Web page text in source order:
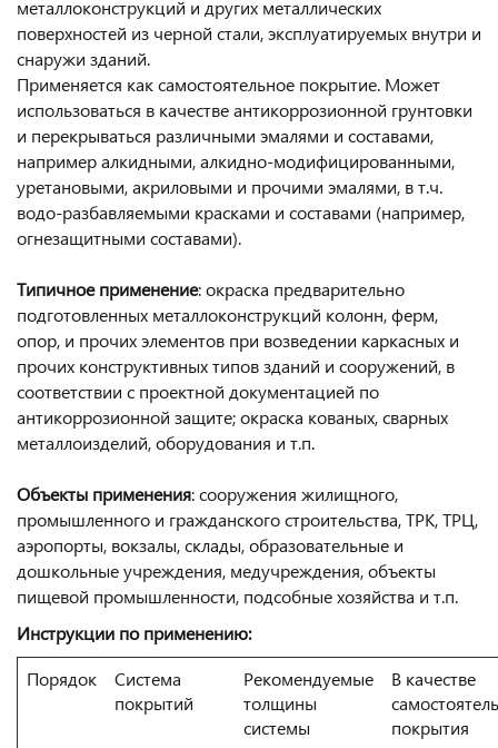
металлоконструкций и других металлических
поверхностей из черной стали, эксплуатируемых внутри и
снаружи зданий.
Применяется как самостоятельное покрытие. Может
использоваться в качестве антикоррозионной грунтовки
и перекрываться различными эмалями и составами,
например алкидными, алкидно-модифицированными,
уретановыми, акриловыми и прочими эмалями, в т.ч.
водо-разбавляемыми красками и составами (например,
огнезащитными составами).
Типичное применение: окраска предварительно
подготовленных металлоконструкций колонн, ферм,
опор, и прочих элементов при возведении каркасных и
прочих конструктивных типов зданий и сооружений, в
соответствии с проектной документацией по
антикоррозионной защите; окраска кованых, сварных
металлоизделий, оборудования и т.п.
Объекты применения: сооружения жилищного,
промышленного и гражданского строительства, ТРК, ТРЦ,
аэропорты, вокзалы, склады, образовательные и
дошкольные учреждения, медучреждения, объекты
пищевой промышленности, подсобные хозяйства и т.п.
Инструкции по применению:
Порядок
Система
покрытий
Рекомендуемые
толщины
системы
В качестве
покрытия